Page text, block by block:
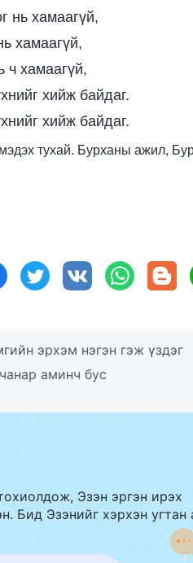
нь хамаагүй,
хамаагүй,
ч хамаагүй,
хийж байдаг.
хийж байдаг.
тухай. Бурханы ажил,
эрхэм нэгэн гэж үздэг
аминч бус
Эзэн эргэн ирэх
Бид Эзэнийг хэрхэн угтан